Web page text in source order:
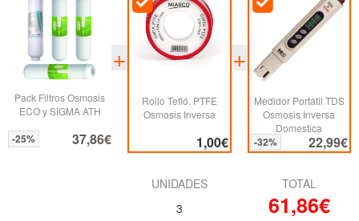
Pack Filtros Osmosis
ECO y SIGMA ATH
37,86€
-25%
Rollo Tefló. PTFE
Osmosis Inversa
1,00€
Medidor Portátil TDS
Osmosis Inversa
Domestica
22,99€
-32%
UNIDADES
TOTAL
3
61,86€